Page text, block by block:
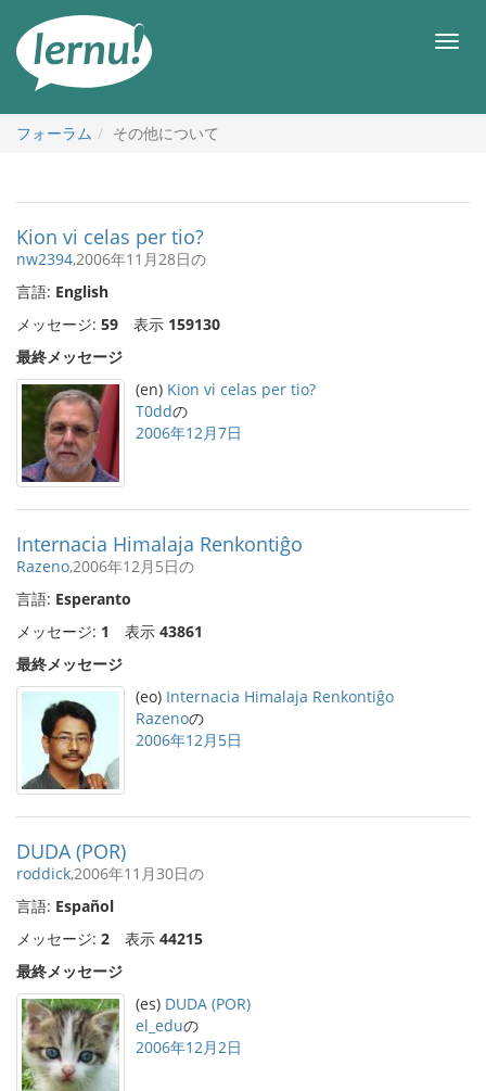
メ
フォーラム
その他について
Kion vi celas per tio?
nw2394,2006年11月28日の
言語: English
メッセージ: 59 表示 159130
最終メッセージ
(en) Kion vi celas per tio?
T0ddの
2006年12月7日
Internacia Himalaja Renkontiĝo
Razeno,2006年12月5日の
言語: Esperanto
メッセージ: 1 表示 43861
最終メッセージ
(eo) Internacia Himalaja Renkontiĝo
Razenoの
2006年12月5日
DUDA (POR)
roddick,2006年11月30日の
言語: Español
メッセージ: 2 表示 44215
最終メッセージ
(es) DUDA (POR)
el_eduの
2006年12月2日